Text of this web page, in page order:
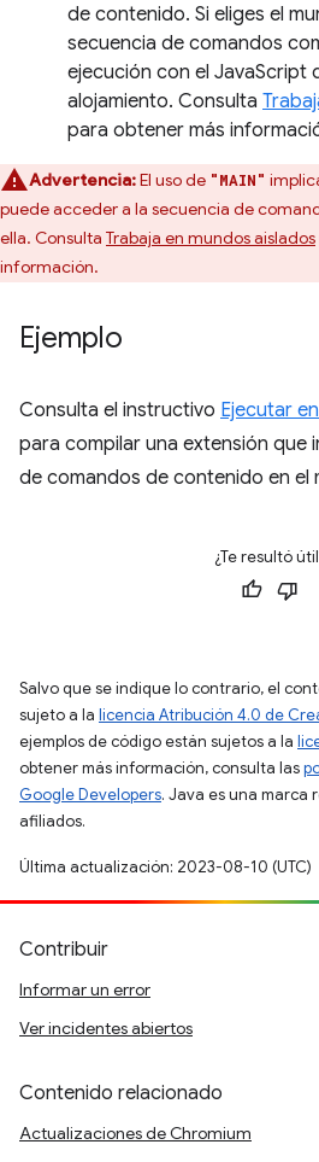
de contenido. Si eliges el
secuencia de comandos
ejecución con el JavaScript
alojamiento. Consulta
para obtener más
Advertencia:El uso de "MAIN"
puede acceder a la secuencia de
ella. Consulta Trabaja en mundos aislados
información.
Ejemplo
Consulta el instructivo Ejecutar
para compilar una extensión que
de comandos de contenido en el
¿Te resultó
Salvo que se indique lo contrario, el
sujeto a la licencia Atribución 4.0 de
ejemplos de código están sujetos a la
obtener más información, consulta las
Google Developers. Java es una marca
afiliados.
Última actualización: 2023-08-10 (UTC)
Contribuir
Informar un error
Ver incidentes abiertos
Contenido relacionado
Actualizaciones de Chromium